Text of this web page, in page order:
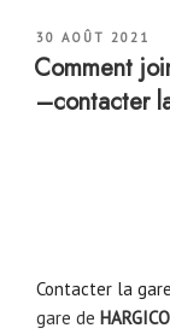
PUBLIÉ
LE
30 AOÛT 2021
Comment
–contacter
Contacter la gare
gare de